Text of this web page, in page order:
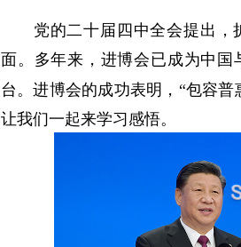
党的二十届四中全会提出，
面。多年来，进博会已成为中
台。进博会的成功表明，“包容
让我们一起来学习感悟。